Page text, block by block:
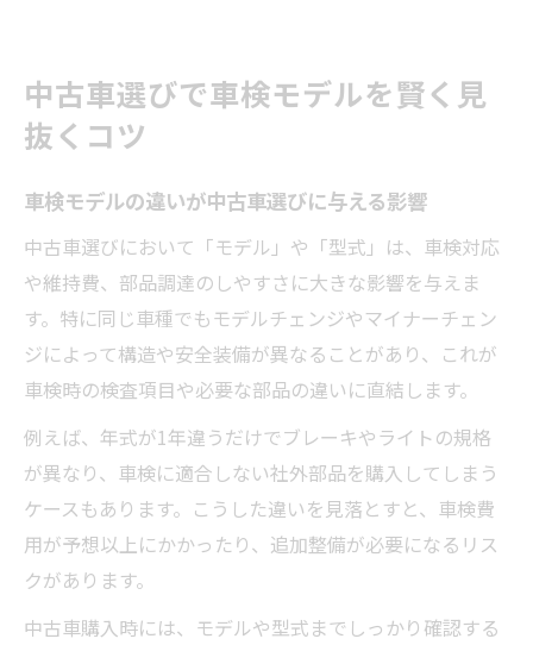
中古車選びで車検モデルを賢く見
抜くコツ
車検モデルの違いが中古車選びに与える影響
中古車選びにおいて「モデル」や「型式」は、車検対応
や維持費、部品調達のしやすさに大きな影響を与えま
す。特に同じ車種でもモデルチェンジやマイナーチェン
ジによって構造や安全装備が異なることがあり、これが
車検時の検査項目や必要な部品の違いに直結します。
例えば、年式が1年違うだけでブレーキやライトの規格
が異なり、車検に適合しない社外部品を購入してしまう
ケースもあります。こうした違いを見落とすと、車検費
用が予想以上にかかったり、追加整備が必要になるリス
クがあります。
中古車購入時には、モデルや型式までしっかり確認する